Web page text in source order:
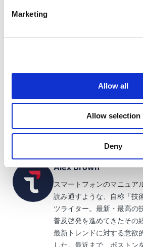
Marketing
Allow all
Allow selection
Deny
ができていないお客様も含め、
力に認証できるようになりまし
シームレ
Alex Brown
スマートフォンのマニュア
読み通すような、自称「技
ツライター。最新・最高の
普及啓発を進めてきたその
最新トレンドに対する意欲
した。最近まで、ボストン